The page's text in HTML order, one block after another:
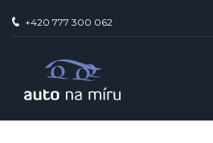
+420 777 300 062